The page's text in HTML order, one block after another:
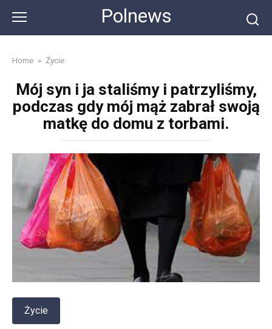
content
Polnews
Home » Życie
Mój syn i ja staliśmy i patrzyliśmy,
podczas gdy mój mąż zabrał swoją
matkę do domu z torbami.
Życie